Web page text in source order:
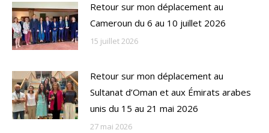
Retour sur mon déplacement au
Cameroun du 6 au 10 juillet 2026
15 juillet 2026
Retour sur mon déplacement au
Sultanat d’Oman et aux Émirats arabes
unis du 15 au 21 mai 2026
27 mai 2026